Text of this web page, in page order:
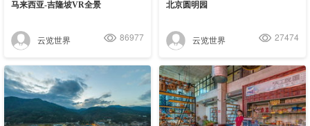
马来西亚-吉隆坡VR全景
云览世界 86977
北京圆明园
云览世界 27474